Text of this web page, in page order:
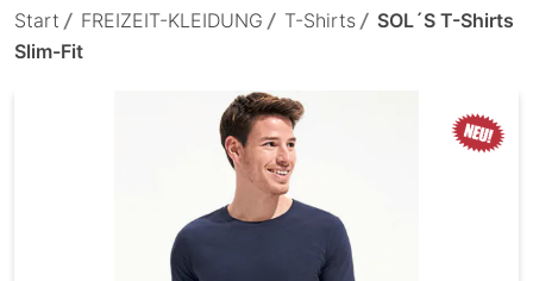
Start / FREIZEIT-KLEIDUNG / T-Shirts / SOL´S T-Shirts
Slim-Fit